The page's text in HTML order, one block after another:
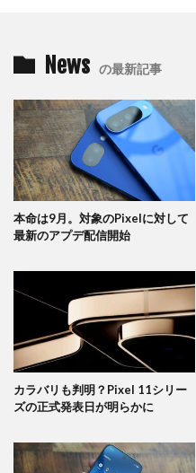
News の最新記事
本命は9月。対象のPixelに対して
最新のアプデ配信開始
カラバリも判明？Pixel 11シリー
ズの正式発表日が明らかに